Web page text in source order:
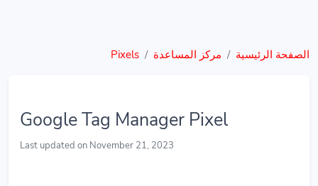
الصفحة الرئيسية مركز المساعدة Pixels
Google Tag Manager Pixel